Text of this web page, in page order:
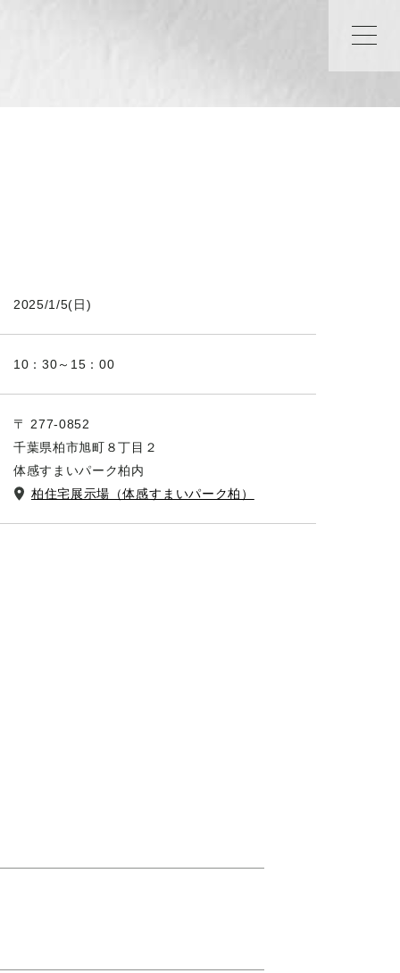
2025/1/5(日)
10：30～15：00
〒 277-0852
千葉県柏市旭町８丁目２
体感すまいパーク柏内
柏住宅展示場（体感すまいパーク柏）